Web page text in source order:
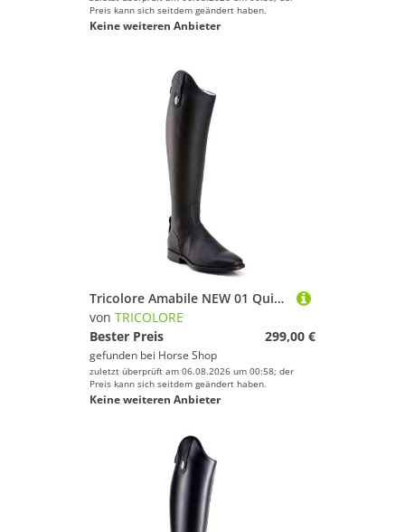
Preis kann sich seitdem geändert haben.
Keine weiteren Anbieter
Tricolore Amabile NEW 01 Quick Reitstiefel by DeNiro
von TRICOLORE
Bester Preis
299,00 €
gefunden bei Horse Shop
zuletzt überprüft am 06.08.2026 um 00:58; der
Preis kann sich seitdem geändert haben.
Keine weiteren Anbieter